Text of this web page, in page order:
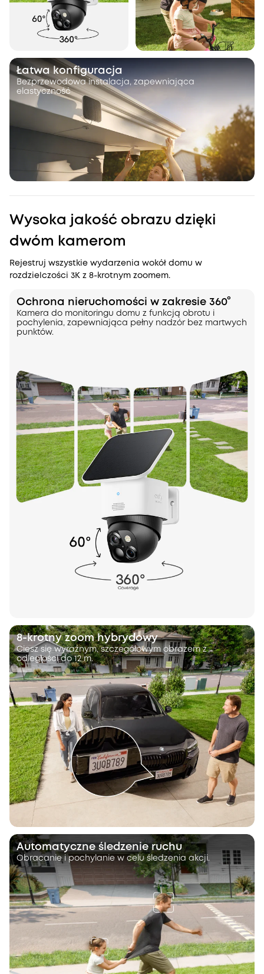
Łatwa konfiguracja
Bezprzewodowa instalacja, zapewniająca
elastyczność
Wysoka jakość obrazu dzięki
dwóm kamerom
Rejestruj wszystkie wydarzenia wokół domu w
rozdzielczości 3K z 8-krotnym zoomem.
Ochrona nieruchomości w zakresie 360°
Kamera do monitoringu domu z funkcją obrotu i
pochylenia, zapewniająca pełny nadzór bez martwych
punktów.
8-krotny zoom hybrydowy
Ciesz się wyraźnym, szczegółowym obrazem z
odległości do 12 m.
Automatyczne śledzenie ruchu
Obracanie i pochylanie w celu śledzenia akcji.